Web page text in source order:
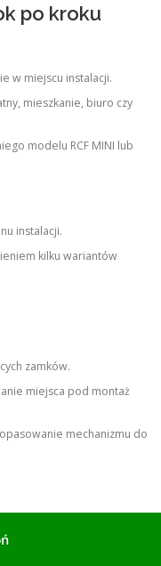
po kroku
w miejscu instalacji.
mieszkanie, biuro czy
modelu RCF MINI lub
instalacji.
kilku wariantów
zamków.
miejsca pod montaż
mechanizmu do
dostępu.